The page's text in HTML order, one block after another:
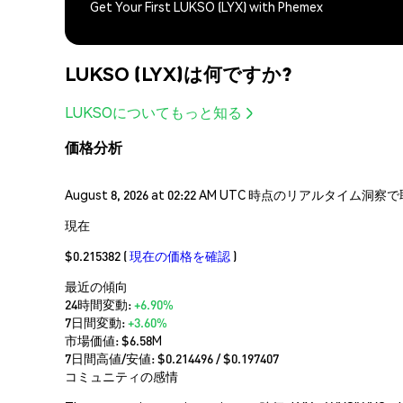
Get Your First LUKSO (LYX) with Phemex
LUKSO (LYX)は何ですか?
LUKSOについてもっと知る
価格分析
August 8, 2026 at 02:22 AM UTC 時点のリアルタイム洞察
現在
$0.215382 (現在の価格を確認 )
最近の傾向
24時間変動:+6.90%
7日間変動:+3.60%
市場価値:$6.58M
7日間高値/安値: $0.214496/ $0.197407
コミュニティの感情